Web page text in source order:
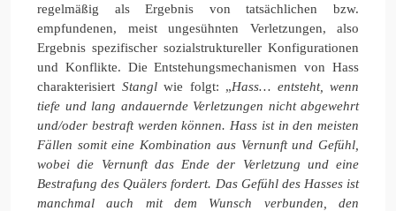
regelmäßig als Ergebnis von tatsächlichen bzw.
empfundenen, meist ungesühnten Verletzungen, also
Ergebnis spezifischer sozialstruktureller Konfigurationen
und Konflikte. Die Entstehungsmechanismen von Hass
charakterisiert Stanglwie folgt: „Hass… entsteht, wenn
tiefe und lang andauernde Verletzungen nicht abgewehrt
und/oder bestraft werden können. Hass ist in den meisten
Fällen somit eine Kombination aus Vernunft und Gefühl,
wobei die Vernunft das Ende der Verletzung und eine
Bestrafung des Quälers fordert. Das Gefühl des Hasses ist
manchmal auch mit dem Wunsch verbunden, den